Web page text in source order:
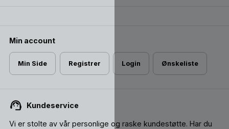
Min account
Min Side Registrer Login Ønskeliste
Kundeservice
Vi er stolte av vår personlige og raske kundestøtte. Har du